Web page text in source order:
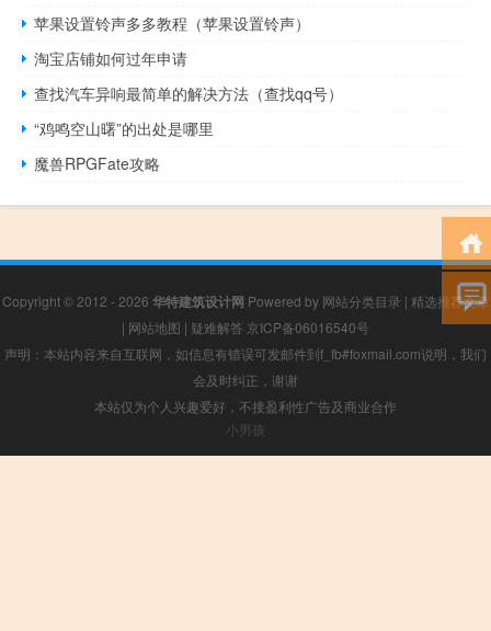
苹果设置铃声多多教程（苹果设置铃声）
淘宝店铺如何过年申请
查找汽车异响最简单的解决方法（查找qq号）
“鸡鸣空山曙”的出处是哪里
魔兽RPGFate攻略
Copyright © 2012 - 2026 华特建筑设计网 Powered by 网站分类目录 | 精选推荐文章
| 网站地图 | 疑难解答 京ICP备06016540号
声明：本站内容来自互联网，如信息有错误可发邮件到f_fb#foxmail.com说明，我们
会及时纠正，谢谢
本站仅为个人兴趣爱好，不接盈利性广告及商业合作
小男孩